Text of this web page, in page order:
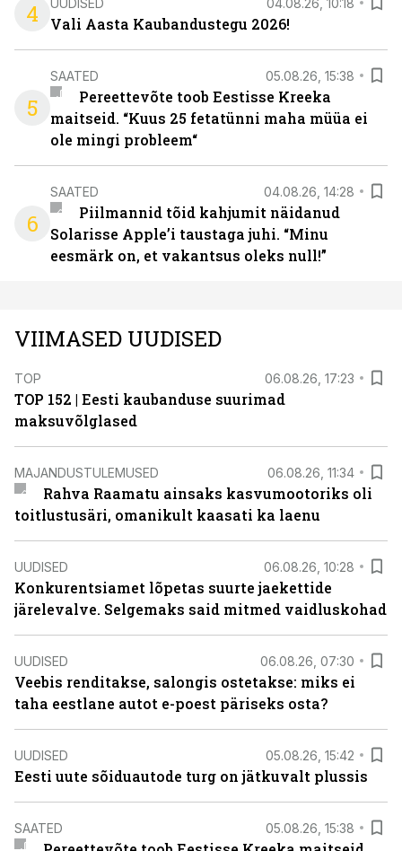
4 Vali Aasta Kaubandustegu 2026!
5
SAATED 05.08.26, 15:38
Pereettevõte toob Eestisse Kreeka
maitseid. “Kuus 25 fetatünni maha müüa ei
ole mingi probleem“
6
SAATED 04.08.26, 14:28
Piilmannid tõid kahjumit näidanud
Solarisse Apple’i taustaga juhi. “Minu
eesmärk on, et vakantsus oleks null!”
VIIMASED UUDISED
TOP 06.08.26, 17:23
TOP 152 | Eesti kaubanduse suurimad
maksuvõlglased
MAJANDUSTULEMUSED 06.08.26, 11:34
Rahva Raamatu ainsaks kasvumootoriks oli
toitlustusäri, omanikult kaasati ka laenu
UUDISED 06.08.26, 10:28
Konkurentsiamet lõpetas suurte jaekettide
järelevalve. Selgemaks said mitmed vaidluskohad
UUDISED 06.08.26, 07:30
Veebis renditakse, salongis ostetakse: miks ei
taha eestlane autot e-poest päriseks osta?
UUDISED 05.08.26, 15:42
Eesti uute sõiduautode turg on jätkuvalt plussis
SAATED 05.08.26, 15:38